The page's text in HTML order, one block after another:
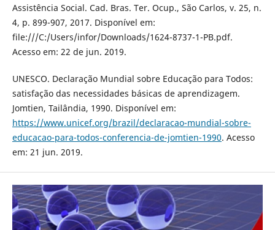
Assistência Social. Cad. Bras. Ter. Ocup., São Carlos, v. 25, n.
4, p. 899-907, 2017. Disponível em:
file:///C:/Users/infor/Downloads/1624-8737-1-PB.pdf.
Acesso em: 22 de jun. 2019.
UNESCO. Declaração Mundial sobre Educação para Todos:
satisfação das necessidades básicas de aprendizagem.
Jomtien, Tailândia, 1990. Disponível em:
https://www.unicef.org/brazil/declaracao-mundial-sobre-
educacao-para-todos-conferencia-de-jomtien-1990. Acesso
em: 21 jun. 2019.